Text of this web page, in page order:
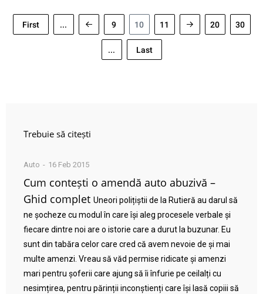
First ... 9 10 11 20 30
... Last
Trebuie să citești
Auto 16 Feb 2015
Cum contești o amendă auto abuzivă –
Ghid complet Uneori polițiștii de la Rutieră au darul să
ne șocheze cu modul în care își aleg procesele verbale și
fiecare dintre noi are o istorie care a durut la buzunar. Eu
sunt din tabăra celor care cred că avem nevoie de și mai
multe amenzi. Vreau să văd permise ridicate și amenzi
mari pentru șoferii care ajung să îi înfurie pe ceilalți cu
nesimțirea, pentru părinții inconștienți care își lasă copiii să